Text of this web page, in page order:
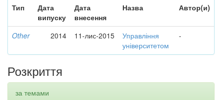
Тип
Дата
випуску
Дата
внесення
Назва Автор(и)
Other 2014 11-лис-2015
Управління
університетом
-
Розкриття
за темами